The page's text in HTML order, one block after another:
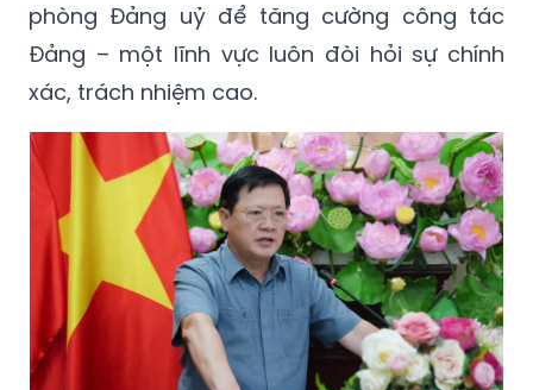
phòng Đảng uỷ để tăng cường công tác
Đảng – một lĩnh vực luôn đòi hỏi sự chính
xác, trách nhiệm cao.